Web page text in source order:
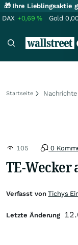
🎁 Ihre Lieblingsaktie
DAX +0,69% Gold
Startseite
105 0
TE-Wecker
Verfasst vonTichys
Letzte Änderung